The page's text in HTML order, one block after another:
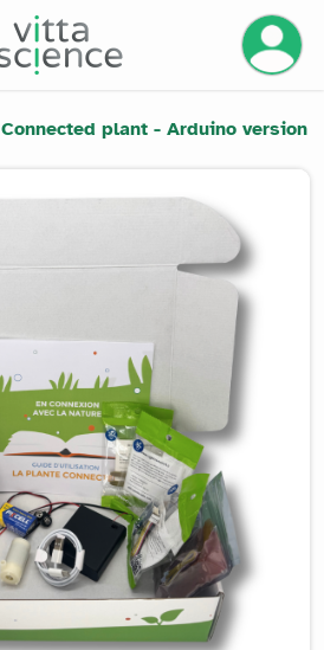
Ihr
Connected plant - Arduino version